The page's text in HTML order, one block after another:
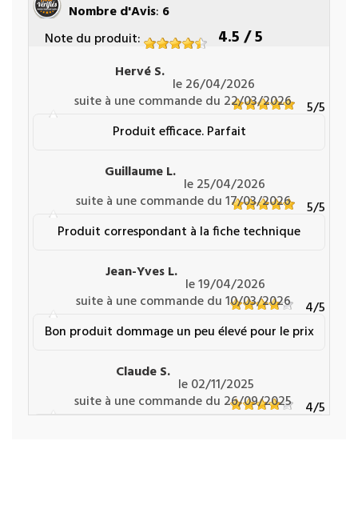
Nombre d'Avis: 6
Note du produit: 4.5 / 5
Hervé S.
le 26/04/2026
suite à une commande du 22/03/2026
5/5
Produit efficace. Parfait
Guillaume L.
le 25/04/2026
suite à une commande du 17/03/2026
5/5
Produit correspondant à la fiche technique
Jean-Yves L.
le 19/04/2026
suite à une commande du 10/03/2026
4/5
Bon produit dommage un peu élevé pour le prix
Claude S.
le 02/11/2025
suite à une commande du 26/09/2025
4/5